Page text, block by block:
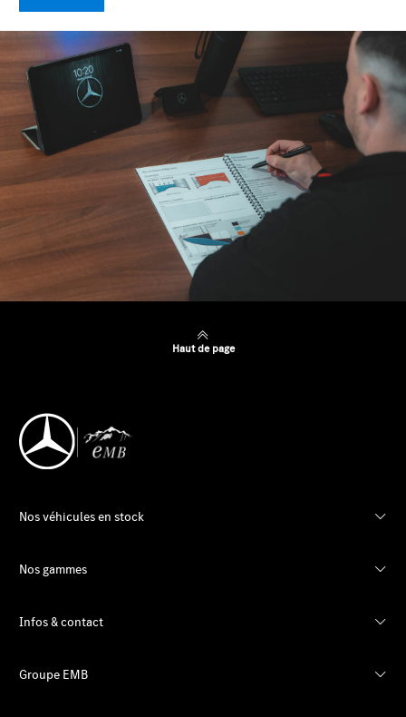
Haut de page
Nos véhicules en stock
Nos gammes
Infos & contact
Groupe EMB